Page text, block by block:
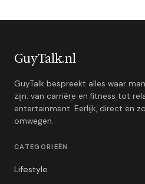
GuyTalk.nl
GuyTalk bespreekt alles waar
zijn: van carrière en fitness tot
entertainment. Eerlijk, direct en
omwegen.
CATEGORIEËN
Lifestyle